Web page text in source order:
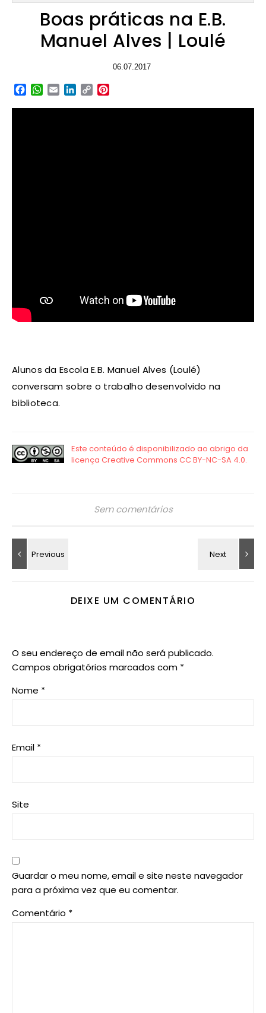
Boas práticas na E.B.
Manuel Alves | Loulé
06.07.2017
Facebook
WhatsApp
EmailLinkedIn
Copy
Alunos da Escola E.B. Manuel Alves (Loulé)
conversam sobre o trabalho desenvolvido na
biblioteca.
Sem comentários
DEIXE UM COMENTÁRIO
O seu endereço de email não será publicado.
Campos obrigatórios marcados com *
Nome *
Email *
Site
Guardar o meu nome, email e site neste navegador
para a próxima vez que eu comentar.
Comentário *